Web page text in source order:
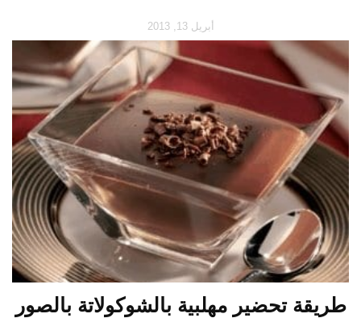
أبريل 13, 2013
طريقة تحضير مهلبية بالشوكولاتة بالصور